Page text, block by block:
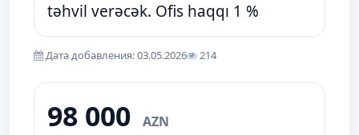
təhvil verəcək. Ofis haqqı 1 %
Дата добавления: 03.05.2026 214
98 000 AZN